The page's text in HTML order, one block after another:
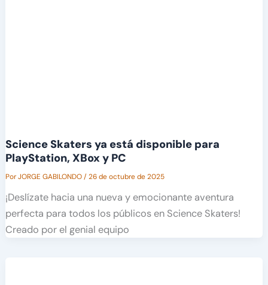
Science Skaters ya está disponible para
PlayStation, XBox y PC
PorJORGE GABILONDO/26 de octubre de 2025
¡Deslízate hacia una nueva y emocionante aventura
perfecta para todos los públicos en Science Skaters!
Creado por el genial equipo